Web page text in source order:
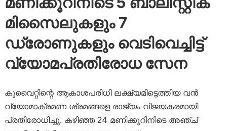
മിസൈലുകളും 7
ഡ്രോണുകളും വെടിവെച്ചിട്ട്
വ്യോമപ്രതിരോധ സേന
കുവൈറ്റിന്റെ ആകാശപരിധി ലക്ഷ്യമിട്ടെത്തിയ വൻ
വ്യോമാക്രമണ ശ്രമങ്ങളെ രാജ്യം വിജയകരമായി
പ്രതിരോധിച്ചു. കഴിഞ്ഞ 24 മണിക്കൂറിനിടെ അഞ്ച്